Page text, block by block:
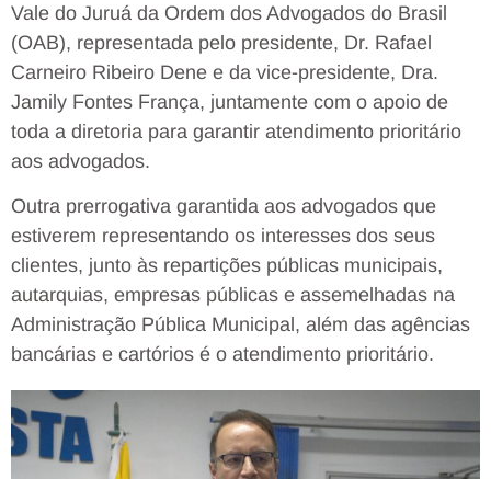
Vale do Juruá da Ordem dos Advogados do Brasil
(OAB), representada pelo presidente, Dr. Rafael
Carneiro Ribeiro Dene e da vice-presidente, Dra.
Jamily Fontes França, juntamente com o apoio de
toda a diretoria para garantir atendimento prioritário
aos advogados.
Outra prerrogativa garantida aos advogados que
estiverem representando os interesses dos seus
clientes, junto às repartições públicas municipais,
autarquias, empresas públicas e assemelhadas na
Administração Pública Municipal, além das agências
bancárias e cartórios é o atendimento prioritário.